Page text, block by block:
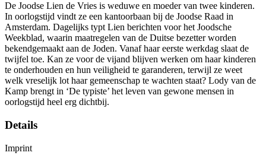
De Joodse Lien de Vries is weduwe en moeder van twee kinderen.
In oorlogstijd vindt ze een kantoorbaan bij de Joodse Raad in
Amsterdam. Dagelijks typt Lien berichten voor het Joodsche
Weekblad, waarin maatregelen van de Duitse bezetter worden
bekendgemaakt aan de Joden. Vanaf haar eerste werkdag slaat de
twijfel toe. Kan ze voor de vijand blijven werken om haar kinderen
te onderhouden en hun veiligheid te garanderen, terwijl ze weet
welk vreselijk lot haar gemeenschap te wachten staat? Lody van de
Kamp brengt in ‘De typiste’ het leven van gewone mensen in
oorlogstijd heel erg dichtbij.
Details
Imprint